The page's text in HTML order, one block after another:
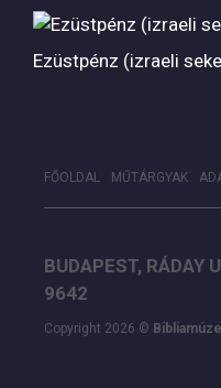
Ezüstpénz (izraeli
FŐOLDAL MŰTÁRGYAK
BUDAPEST, RÁDAY
9642
Copyright 2026 ©